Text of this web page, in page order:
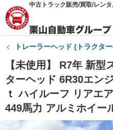
中古トラック販売/買取/レン
トレーラーヘッド (トラクタ
【未使用】 R7年 新型
ターヘッド 6R30エン
ｔ ハイルーフ リアエ
449馬力 アルミホイー